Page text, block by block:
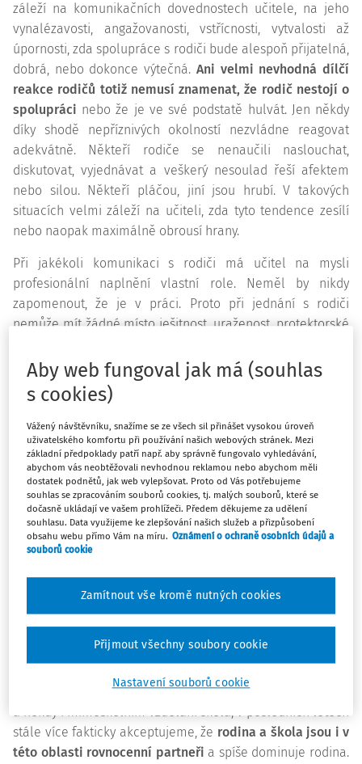
záleží na komunikačních dovednostech učitele, na jeho
vynalézavosti, angažovanosti, vstřícnosti, vytvalosti až
úpornosti, zda spolupráce s rodiči bude alespoň přijatelná,
dobrá, nebo dokonce výtečná. Ani velmi nevhodná dílčí
reakce rodičů totiž nemusí znamenat, že rodič nestojí o
spolupráci nebo že je ve své podstatě hulvát. Jen někdy
díky shodě nepříznivých okolností nezvládne reagovat
adekvátně. Někteří rodiče se nenaučili naslouchat,
diskutovat, vyjednávat a veškerý nesoulad řeší afektem
nebo silou. Někteří pláčou, jiní jsou hrubí. V takových
situacích velmi záleží na učiteli, zda tyto tendence zesílí
nebo naopak maximálně obrousí hrany.
Při jakékoli komunikaci s rodiči má učitel na mysli
profesionální naplnění vlastní role. Neměl by nikdy
zapomenout, že je v práci. Proto při jednání s rodiči
nemůže mít žádné místo ješitnost, uraženost, protektorské
dokonce pomstychtivost... Důležité je rovněž umožnit rodiči
čestný ústup z náročné situace.
pravděpodobnosti nepřátelského, nebo dokonce
agresivního jednání rodičůse opakuje v každém výkladu
o spolupráci školy a rodiny, případně o managementu
činnosti učitele, takže to pak může znít jako nejbanálnější
fráze a naprostá samozřejmost v práci učitelů. Jenže i v
tomto případě jde spíše o zbožné přání než o realitu. Mnozí
učitelé skutečně začínají komunikovat s rodiči, až když
dojde k průšvihu, a pak diví, že s nimi není rozumná řeč.
Jiní komunikují zcela neprofesionálně, takže problémy
spíše eskalují, nebo dokonce vyvolávají.
Škola a rodina jsou při vzdělávání a výchově dítěte na
dobrých výsledcích. Zatímco dříve rozhodovala o školním
a někdy i mimoškolním vzdělání škola, v posledních letech
stále více fakticky akceptujeme, že rodina a škola jsou i v
této oblasti rovnocenní partneři a spíše dominuje rodina.
Aby web fungoval jak má (souhlas
s cookies)
Vážený návštěvníku, snažíme se ze všech sil přinášet vysokou úroveň
uživatelského komfortu při používání našich webových stránek. Mezi
základní předpoklady patří např. aby správně fungovalo vyhledávání,
abychom vás neobtěžovali nevhodnou reklamou nebo abychom měli
dostatek podnětů, jak web vylepšovat. Proto od Vás potřebujeme
souhlas se zpracováním souborů cookies, tj. malých souborů, které se
dočasně ukládají ve vašem prohlížeči. Předem děkujeme za udělení
souhlasu. Data využijeme ke zlepšování našich služeb a přizpůsobení
obsahu webu přímo Vám na míru. Oznámení o ochraně osobních údajů a
souborů cookie
Nastavení souborů cookie
Zamítnout vše kromě nutných cookies
Přijmout všechny soubory cookie